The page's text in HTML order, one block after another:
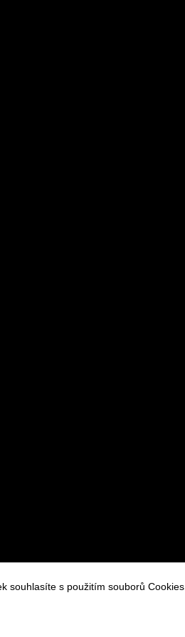
osobních údajů
cookies
souhlasíte s použitím souborů Cookies.